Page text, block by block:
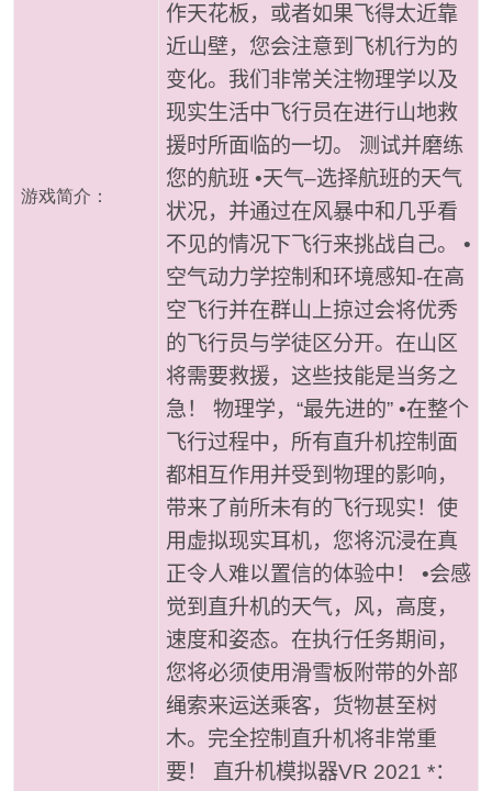
游戏简介：
作天花板，或者如果飞得太近靠
近山壁，您会注意到飞机行为的
变化。我们非常关注物理学以及
现实生活中飞行员在进行山地救
援时所面临的一切。 测试并磨练
您的航班 •天气–选择航班的天气
状况，并通过在风暴中和几乎看
不见的情况下飞行来挑战自己。 •
空气动力学控制和环境感知-在高
空飞行并在群山上掠过会将优秀
的飞行员与学徒区分开。在山区
将需要救援，这些技能是当务之
急！ 物理学，“最先进的” •在整个
飞行过程中，所有直升机控制面
都相互作用并受到物理的影响，
带来了前所未有的飞行现实！使
用虚拟现实耳机，您将沉浸在真
正令人难以置信的体验中！ •会感
觉到直升机的天气，风，高度，
速度和姿态。在执行任务期间，
您将必须使用滑雪板附带的外部
绳索来运送乘客，货物甚至树
木。完全控制直升机将非常重
要！ 直升机模拟器VR 2021 *：